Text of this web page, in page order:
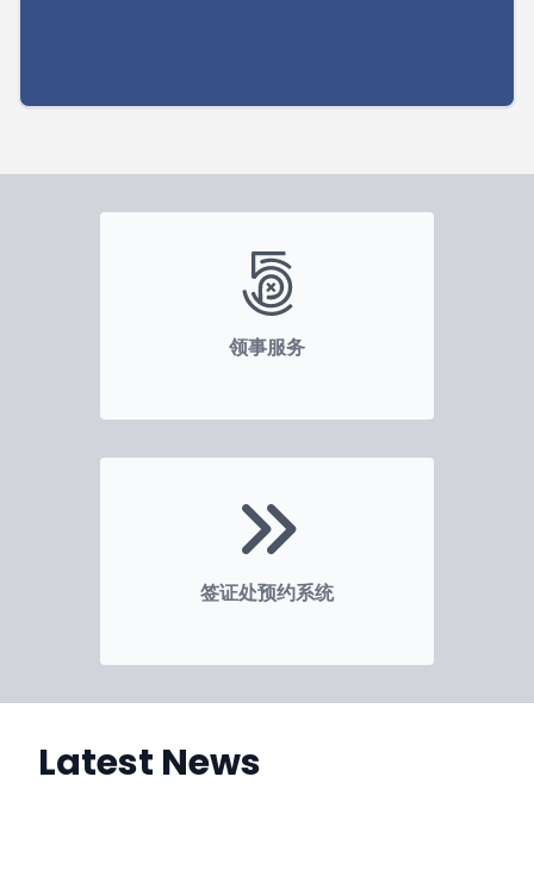
领事服务
签证处预约系统
Latest News